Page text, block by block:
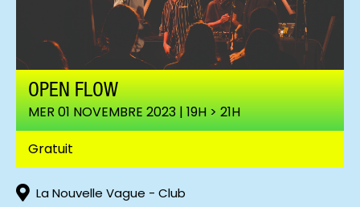
Open Flow (c) La Nouvelle Vague
OPEN FLOW
MER 01 NOVEMBRE 2023 | 19H > 21H
Gratuit
La Nouvelle Vague - Club